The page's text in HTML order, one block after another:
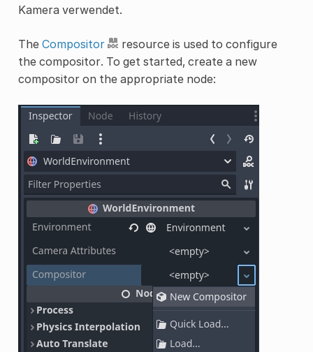
Kamera verwendet.
The Compositor
resource is used to configure
the compositor. To get started, create a new
compositor on the appropriate node: